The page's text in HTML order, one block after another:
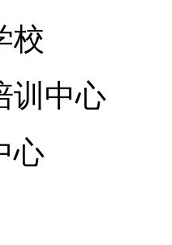
校
训中心
心